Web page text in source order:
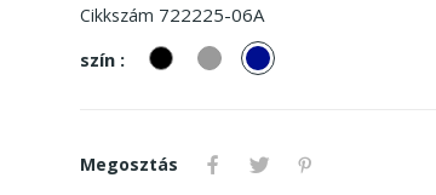
Cikkszám 722225-06A
szín :
FeketeSzürkesötétkék
Megosztás